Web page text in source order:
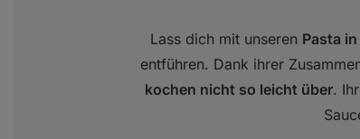
Lass dich mit unseren Pasta
entführen. Dank ihrer
kochen nicht so leicht über.